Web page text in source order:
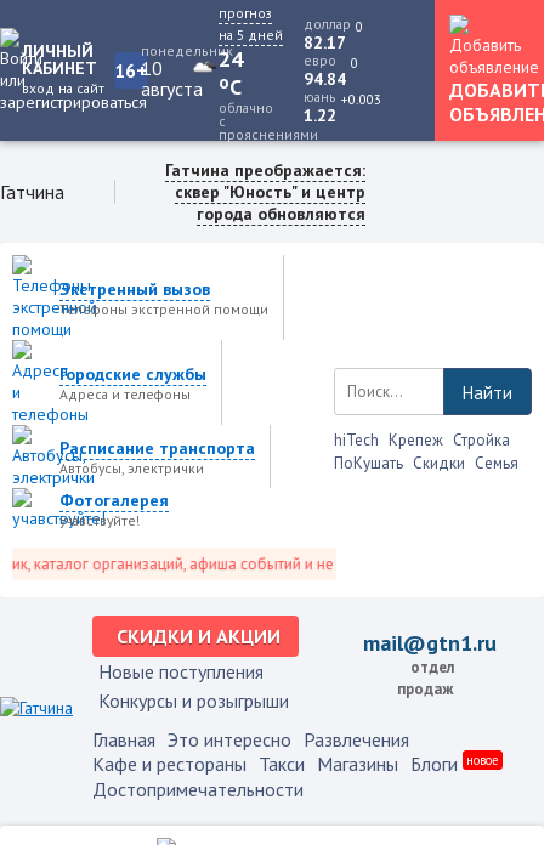
ЛИЧНЫЙ
КАБИНЕТ
вход на сайт
16+
понедельник
10
августа
прогноз
на 5 дней
24
oC
облачно
с
прояснениями
доллар
82.17
0
евро
94.84
0
юань
1.22
+0.003
Гатчина
Гатчина преображается:
сквер "Юность" и центр
города обновляются
Экстренный вызов
Телефоны экстренной помощи
Городские службы
Адреса и телефоны
Расписание транспорта
Автобусы, электрички
Фотогалерея
учавствуйте!
каталог организаций, афиша событий и не только это.
Найти
hiTech Крепеж Стройка
ПоКушать Скидки Семья
СКИДКИ И АКЦИИ
Новые поступления
Конкурсы и розыгрыши
mail@gtn1.ru
отдел
продаж
Главная Это интересно Развлечения
Кафе и рестораны Такси Магазины Блоги новое
Достопримечательности